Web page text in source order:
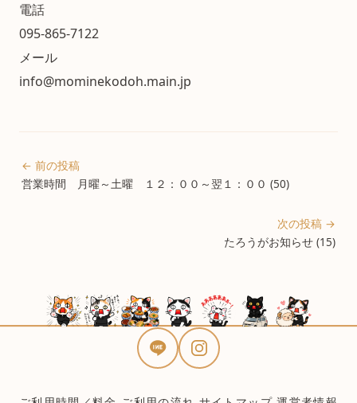
電話
095-865-7122
メール
info@mominekodoh.main.jp
← 前の投稿
営業時間 月曜～土曜 １２：００～翌１：００ (50)
次の投稿 →
たろうがお知らせ (15)